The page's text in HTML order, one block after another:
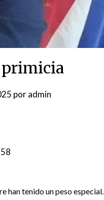
primicia
poradmin
han tenido un peso especial.